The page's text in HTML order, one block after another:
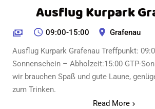
Ausflug Kurpark
09:00-15:00
Grafenau
Ausflug Kurpark Grafenau Treffpunkt:
Sonnenschein – Abholzeit:15:00 GTP-
wir brauchen Spaß und gute Laune,
zum
Read More